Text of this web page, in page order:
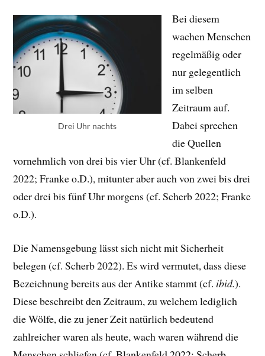
Drei Uhr nachts
Bei diesem
wachen Menschen
regelmäßig oder
nur gelegentlich
im selben
Zeitraum auf.
Dabei sprechen
die Quellen
vornehmlich von drei bis vier Uhr (cf. Blankenfeld
2022; Franke o.D.), mitunter aber auch von zwei bis drei
oder drei bis fünf Uhr morgens (cf. Scherb 2022; Franke
o.D.).
Die Namensgebung lässt sich nicht mit Sicherheit
belegen (cf. Scherb 2022). Es wird vermutet, dass diese
Bezeichnung bereits aus der Antike stammt (cf. ibid.).
Diese beschreibt den Zeitraum, zu welchem lediglich
die Wölfe, die zu jener Zeit natürlich bedeutend
zahlreicher waren als heute, wach waren während die